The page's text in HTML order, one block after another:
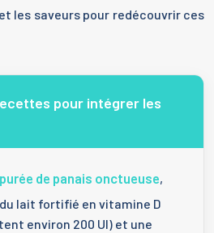
les saveurs pour redécouvrir ces
pour intégrer les
purée de panais onctueuse,
lait fortifié en vitamine D
environ 200 UI) et une